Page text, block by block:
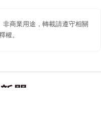
商業用途，轉載請遵守相關
權。